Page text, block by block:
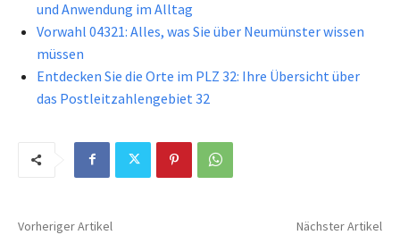
und Anwendung im Alltag
Vorwahl 04321: Alles, was Sie über Neumünster wissen
müssen
Entdecken Sie die Orte im PLZ 32: Ihre Übersicht über
das Postleitzahlengebiet 32
Vorheriger Artikel Nächster Artikel